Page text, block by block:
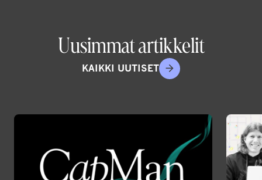
Uusimmat artikkelit
KAIKKI UUTISET